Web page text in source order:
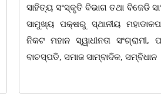
ସୁଲେଖକସୁଉଜ୍ଜ୍ବଳ
ପ୍ରତି ଅକ୍ଷରରେମାଟି,ଜାତି କଥା
lସତ୍ୟବାଦୀ ର ବନବିଦ୍ୟାଳୟେ
ଚେତନା,ଅଜ୍ଞାନଅନ୍ଧାର ଦୂରୀଭୂତକଲବାଣ୍ଟି